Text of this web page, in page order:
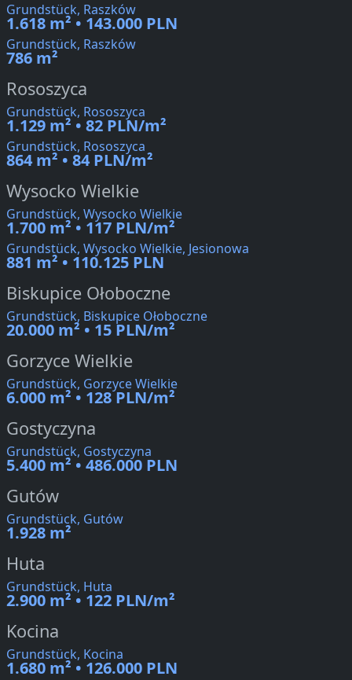
Grundstück, Raszków
1.618 m² • 143.000 PLN
Grundstück, Raszków
786 m²
Rososzyca
Grundstück, Rososzyca
1.129 m² • 82 PLN/m²
Grundstück, Rososzyca
864 m² • 84 PLN/m²
Wysocko Wielkie
Grundstück, Wysocko Wielkie
1.700 m² • 117 PLN/m²
Grundstück, Wysocko Wielkie, Jesionowa
881 m² • 110.125 PLN
Biskupice Ołoboczne
Grundstück, Biskupice Ołoboczne
20.000 m² • 15 PLN/m²
Gorzyce Wielkie
Grundstück, Gorzyce Wielkie
6.000 m² • 128 PLN/m²
Gostyczyna
Grundstück, Gostyczyna
5.400 m² • 486.000 PLN
Gutów
Grundstück, Gutów
1.928 m²
Huta
Grundstück, Huta
2.900 m² • 122 PLN/m²
Kocina
Grundstück, Kocina
1.680 m² • 126.000 PLN